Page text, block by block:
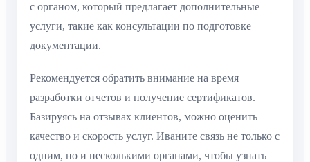
с органом, который предлагает дополнительные
услуги, такие как консультации по подготовке
документации.
Рекомендуется обратить внимание на время
разработки отчетов и получение сертификатов.
Базируясь на отзывах клиентов, можно оценить
качество и скорость услуг. Иваните связь не только с
одним, но и несколькими органами, чтобы узнать